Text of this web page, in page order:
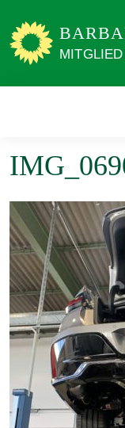
zum
Inhalt